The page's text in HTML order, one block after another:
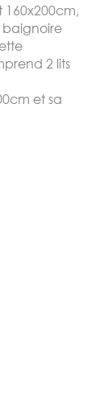
2 lits
et sa